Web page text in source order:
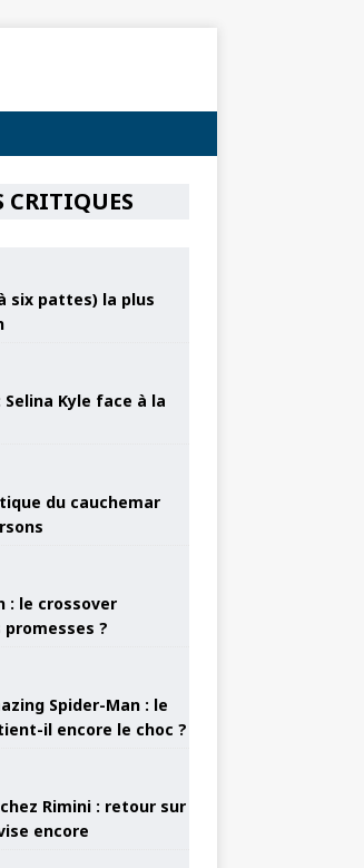
CRITIQUES
six pattes) la plus
Selina Kyle face à la
du cauchemar
: le crossover
?
Spider-Man : le
il encore le choc ?
Rimini : retour sur
encore